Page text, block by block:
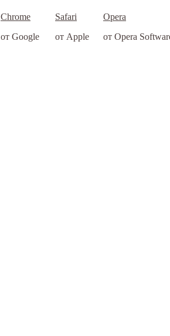
Chrome
от Google
Safari
от Apple
Opera
от Opera